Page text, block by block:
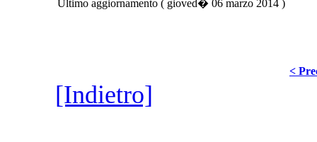
Ultimo aggiornamento ( gioved� 06 marzo 2014 )
<
[Indietro]